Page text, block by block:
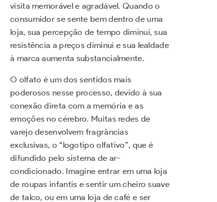
visita memorável e agradável. Quando o
consumidor se sente bem dentro de uma
loja, sua percepção de tempo diminui, sua
resistência a preços diminui e sua lealdade
à marca aumenta substancialmente.
O olfato é um dos sentidos mais
poderosos nesse processo, devido à sua
conexão direta com a memória e as
emoções no cérebro. Muitas redes de
varejo desenvolvem fragrâncias
exclusivas, o “logotipo olfativo”, que é
difundido pelo sistema de ar-
condicionado. Imagine entrar em uma loja
de roupas infantis e sentir um cheiro suave
de talco, ou em uma loja de café e ser